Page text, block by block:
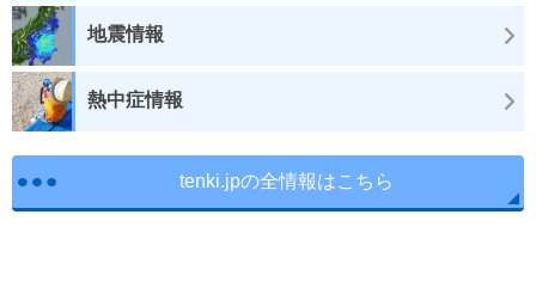
地震情報
熱中症情報
tenki.jpの全情報はこちら